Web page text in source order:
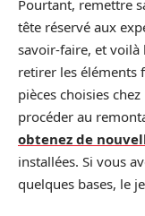
Pourtant, remettre
tête réservé aux
savoir-faire, et voilà
retirer les éléments
pièces choisies
procéder au
obtenez de
installées. Si vous
quelques bases, le